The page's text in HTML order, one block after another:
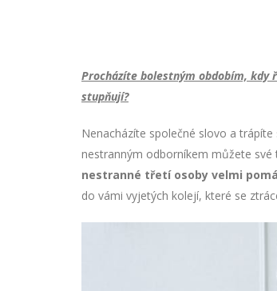
Procházíte bolestným obdobím, kdy
stupňují?
Nenacházíte společné slovo a
nestranným odborníkem můžete své
nestranné třetí osoby velmi
do vámi vyjetých kolejí, které se